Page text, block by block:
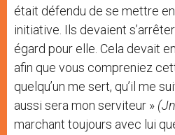
était défendu de se mettre
initiative. Ils devaient
égard pour elle. Cela devait
afin que vous compreniez
quelqu’un me sert, qu’il me
aussi sera mon serviteur » (Jn
marchant toujours avec lui